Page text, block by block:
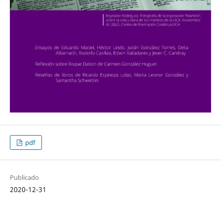
pdf
Publicado
2020-12-31